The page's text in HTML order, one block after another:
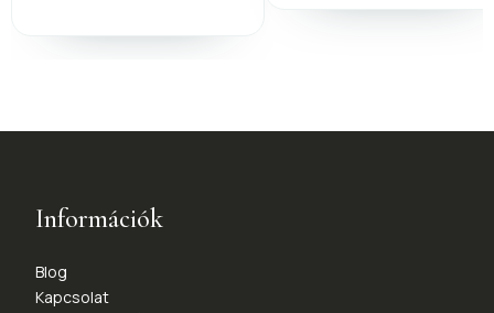
Információk
Blog
Kapcsolat